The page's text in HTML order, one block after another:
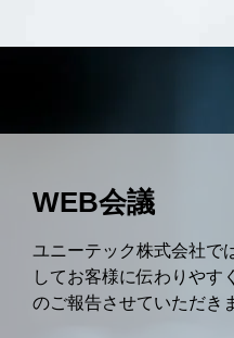
WEB会議
ユニーテック株式会社で
してお客様に伝わりやす
のご報告させていただき